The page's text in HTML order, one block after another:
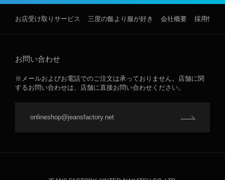
お店受け取りサービス 三度の飯より服が好き 会社概要 採用情報
お問い合わせ
※メールおよびお電話でのご注文は承っておりません。店舗に関
するお問い合わせは、店舗に直接お問い合わせください。
onlineshop@jeansfactory.net